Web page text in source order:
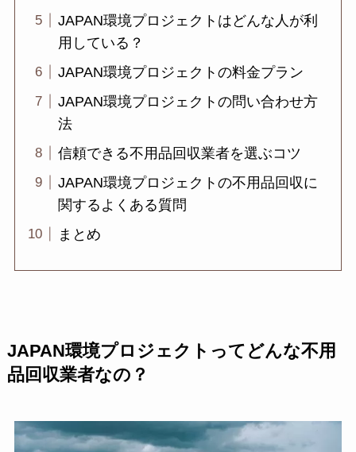
JAPAN環境プロジェクトはどんな人が利
用している？
JAPAN環境プロジェクトの料金プラン
JAPAN環境プロジェクトの問い合わせ方
法
信頼できる不用品回収業者を選ぶコツ
JAPAN環境プロジェクトの不用品回収に
関するよくある質問
まとめ
JAPAN環境プロジェクトってどんな不用
品回収業者なの？